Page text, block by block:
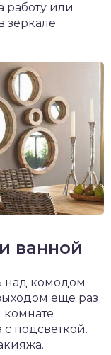
работу или
зеркале
ванной
над комодом
еще раз
комнате
подсветкой.